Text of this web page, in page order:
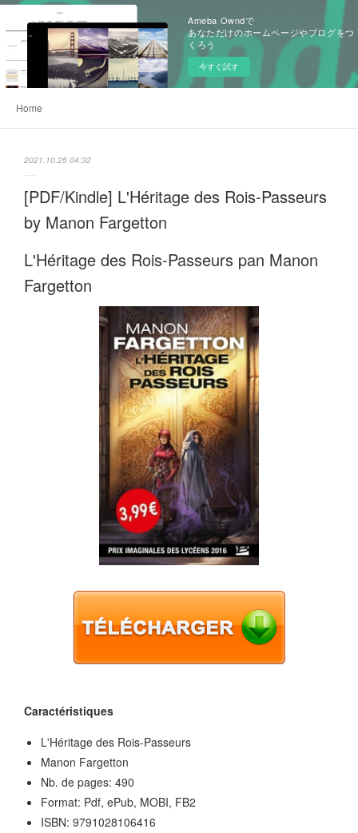
Ameba Owndで
あなただけのホームページやブログをつ
くろう
今すぐ試す
Home
2021.10.25 04:32
[PDF/Kindle] L'Héritage des Rois-Passeurs
by Manon Fargetton
L'Héritage des Rois-Passeurs pan Manon
Fargetton
Caractéristiques
L'Héritage des Rois-Passeurs
Manon Fargetton
Nb. de pages: 490
Format: Pdf, ePub, MOBI, FB2
ISBN: 9791028106416